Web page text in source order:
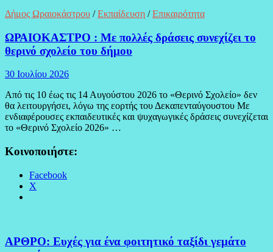
Δήμος Ωραιοκάστρου /Εκπαίδευση /Επικαιρότητα
ΩΡΑΙΟΚΑΣΤΡΟ : Με πολλές δράσεις συνεχίζει το
θερινό σχολείο του δήμου
30 Ιουλίου 2026
Από τις 10 έως τις 14 Αυγούστου 2026 το «Θερινό Σχολείο» δεν
θα λειτουργήσει, λόγω της εορτής του Δεκαπενταύγουστου Με
ενδιαφέρουσες εκπαιδευτικές και ψυχαγωγικές δράσεις συνεχίζεται
το «Θερινό Σχολείο 2026» …
Κοινοποιήστε:
Facebook
X
ΑΡΘΡΟ: Ευχές για ένα φοιτητικό ταξίδι γεμάτο